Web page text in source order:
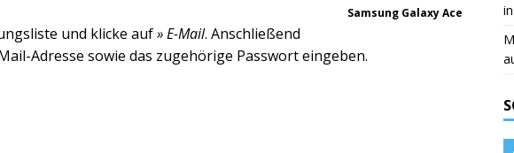
Samsung Galaxy Ace
und klicke auf» E-Mail. Anschließend
Adresse sowie das zugehörige Passwort eingeben.